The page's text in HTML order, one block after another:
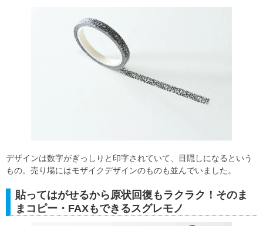
デザインは数字がぎっしりと印字されていて、目隠しになるという
もの。売り場にはモザイクデザインのものも並んでいました。
貼ってはがせるから原状回復もラクラク！そのま
まコピー・FAXもできるスグレモノ